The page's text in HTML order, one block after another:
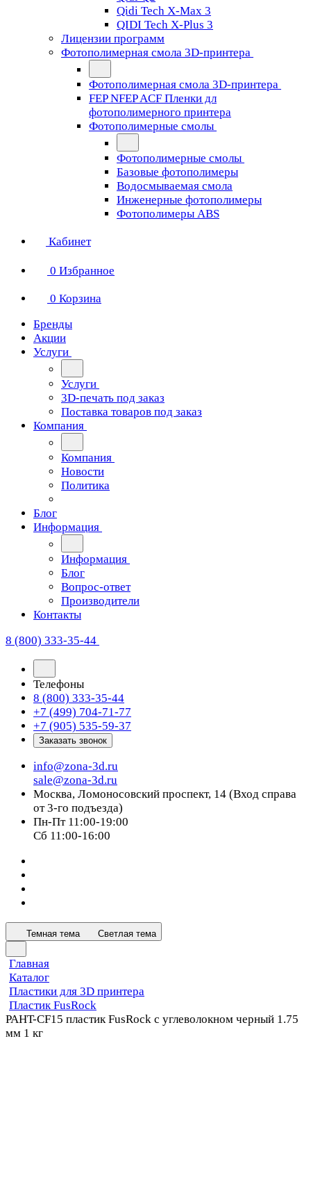
Qidi Tech X-Max 3
QIDI Tech X-Plus 3
Лицензии программ
Фотополимерная смола 3D-принтера
Фотополимерная смола 3D-принтера
FEP NFEP ACF Пленки дл
фотополимерного принтера
Фотополимерные смолы
Фотополимерные смолы
Базовые фотополимеры
Водосмываемая смола
Инженерные фотополимеры
Фотополимеры ABS
Кабинет
0 Избранное
0 Корзина
Бренды
Акции
Услуги
Услуги
3D-печать под заказ
Поставка товаров под заказ
Компания
Компания
Новости
Политика
Блог
Информация
Информация
Блог
Вопрос-ответ
Производители
Контакты
8 (800) 333-35-44
Телефоны
8 (800) 333-35-44
+7 (499) 704-71-77
+7 (905) 535-59-37
Заказать звонок
info@zona-3d.ru
sale@zona-3d.ru
Москва, Ломоносовский проспект, 14 (Вход справа
от 3-го подъезда)
Пн-Пт 11:00-19:00
Сб 11:00-16:00
Темная тема Светлая тема
Главная
Каталог
Пластики для 3D принтера
Пластик FusRock
PAHT-CF15 пластик FusRock с углеволокном черный 1.75
мм 1 кг